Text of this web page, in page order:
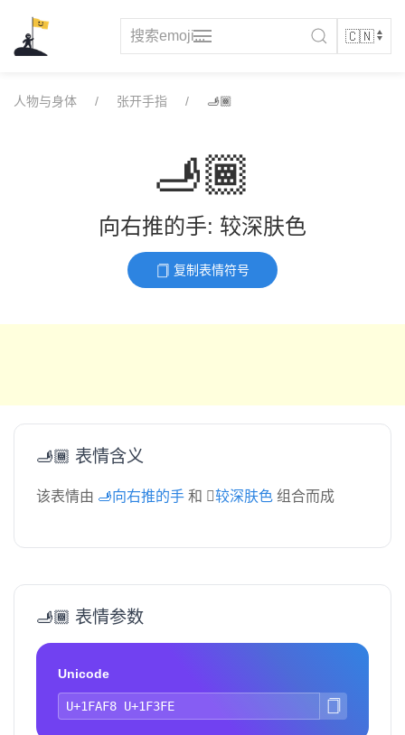
content
人物与身体 张开手指 🫸🏾
🫸🏾
向右推的手: 较深肤色
复制表情符号
🫸🏾 表情含义
该表情由 🫸向右推的手 和🏾较深肤色 组合而成
🫸🏾 表情参数
Unicode